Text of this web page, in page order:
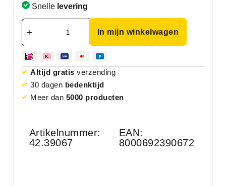
Snelle levering
In mijn winkelwagen
Altijd gratis verzending
30 dagen bedenktijd
Meer dan 5000 producten
Artikelnummer:
42.39067
EAN:
8000692390672